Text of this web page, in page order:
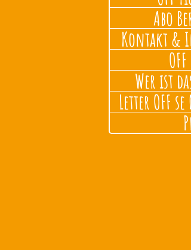
Abo
Kontakt &
Wer ist
Letter OFF se